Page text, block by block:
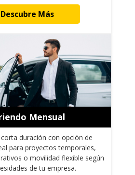
Descubre Más
Mensual
duración con opción de
para proyectos temporales,
o movilidad flexible según
de tu empresa.